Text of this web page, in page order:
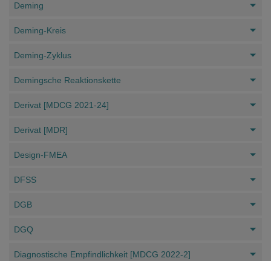
Deming
Deming-Kreis
Deming-Zyklus
Demingsche Reaktionskette
Derivat [MDCG 2021-24]
Derivat [MDR]
Design-FMEA
DFSS
DGB
DGQ
Diagnostische Empfindlichkeit [MDCG 2022-2]